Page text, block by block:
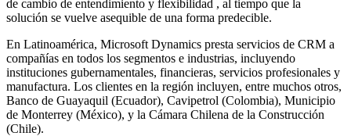
de cambio de entendimiento y flexibilidad , al tiempo que la
solución se vuelve asequible de una forma predecible.
En Latinoamérica, Microsoft Dynamics presta servicios de CRM a
compañías en todos los segmentos e industrias, incluyendo
instituciones gubernamentales, financieras, servicios profesionales y
manufactura. Los clientes en la región incluyen, entre muchos otros,
Banco de Guayaquil (Ecuador), Cavipetrol (Colombia), Municipio
de Monterrey (México), y la Cámara Chilena de la Construcción
(Chile).